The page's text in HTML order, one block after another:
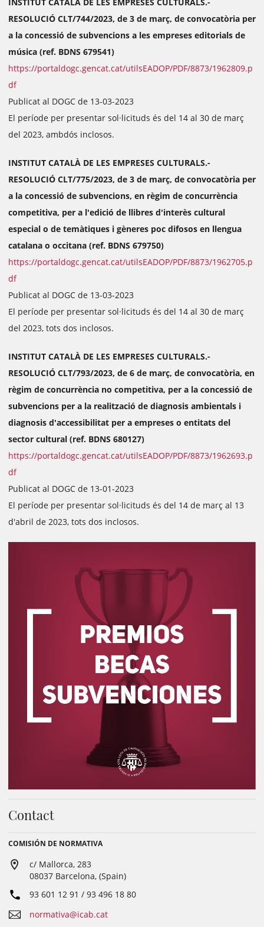
RESOLUCIÓ CLT/744/2023, de 3 de març, de convocatòria per
a la concessió de subvencions a les empreses editorials de
música (ref. BDNS 679541)
https://portaldogc.gencat.cat/utilsEADOP/PDF/8873/1962809.p
df
Publicat al DOGC de 13-03-2023
El període per presentar sol·licituds és del 14 al 30 de març
del 2023, ambdós inclosos.
INSTITUT CATALÀ DE LES EMPRESES CULTURALS.-
RESOLUCIÓ CLT/775/2023, de 3 de març, de convocatòria per
a la concessió de subvencions, en règim de concurrència
competitiva, per a l'edició de llibres d'interès cultural
especial o de temàtiques i gèneres poc difosos en llengua
catalana o occitana (ref. BDNS 679750)
https://portaldogc.gencat.cat/utilsEADOP/PDF/8873/1962705.p
df
Publicat al DOGC de 13-03-2023
El període per presentar sol·licituds és del 14 al 30 de març
del 2023, tots dos inclosos.
INSTITUT CATALÀ DE LES EMPRESES CULTURALS.-
RESOLUCIÓ CLT/793/2023, de 6 de març, de convocatòria, en
règim de concurrència no competitiva, per a la concessió de
subvencions per a la realització de diagnosis ambientals i
diagnosis d'accessibilitat per a empreses o entitats del
sector cultural (ref. BDNS 680127)
https://portaldogc.gencat.cat/utilsEADOP/PDF/8873/1962693.p
df
Publicat al DOGC de 13-01-2023
El període per presentar sol·licituds és del 14 de març al 13
d'abril de 2023, tots dos inclosos.
Contact
COMISIÓN DE NORMATIVA
c/ Mallorca, 283
08037 Barcelona, (Spain)
93 601 12 91 / 93 496 18 80
normativa@icab.cat